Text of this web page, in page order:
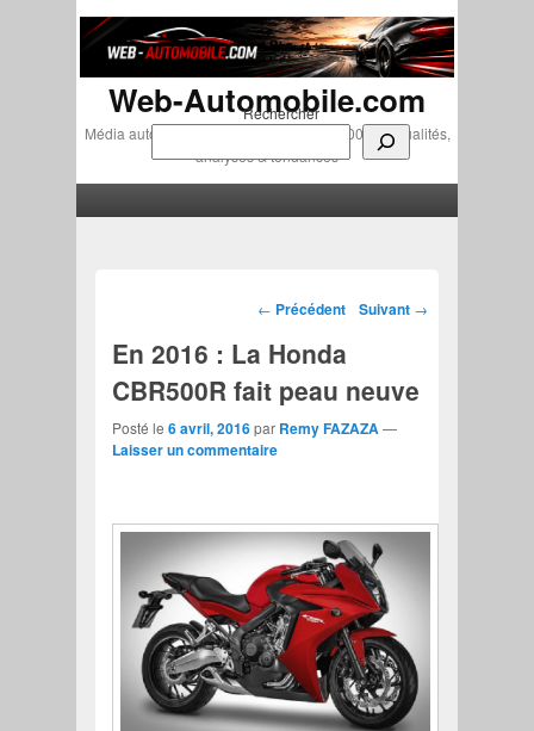
Rechercher
Web-Automobile.com
Média automobile indépendant depuis 2007 • Actualités,
analyses & tendances
Navigation des articles
← Précédent Suivant →
En 2016 : La Honda
CBR500R fait peau neuve
Posté le6 avril, 2016par Remy FAZAZA—
Laisser un commentaire